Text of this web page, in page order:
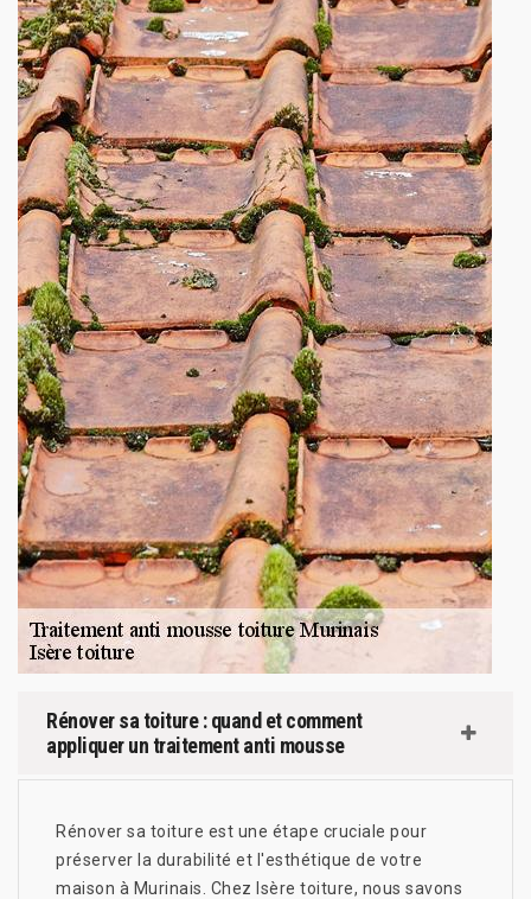
Rénover sa toiture : quand et comment
appliquer un traitement anti mousse
Rénover sa toiture est une étape cruciale pour
préserver la durabilité et l'esthétique de votre
maison à Murinais. Chez Isère toiture, nous savons